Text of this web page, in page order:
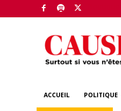
ACCUEIL POLITIQUE